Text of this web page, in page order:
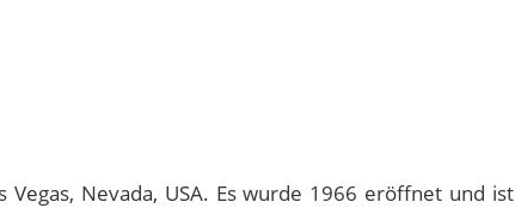
Nevada, USA. Es wurde 1966 eröffnet und ist